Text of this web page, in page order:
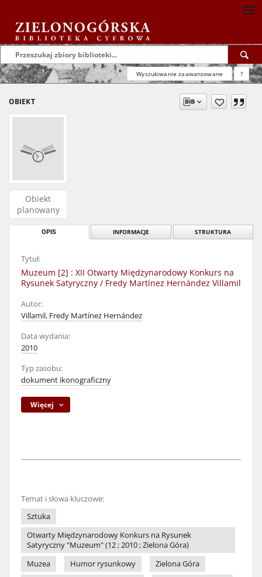
Wyszukiwanie zaawansowane ?
OBIEKT
Obiekt
planowany
OPIS INFORMACJE STRUKTURA
Tytuł:
Muzeum [2] : XII Otwarty Międzynarodowy Konkurs na
Rysunek Satyryczny / Fredy Martínez Hernández Villamil
Autor:
Villamil, Fredy Martínez Hernández
Data wydania:
2010
Typ zasobu:
dokument ikonograficzny
Więcej
Temat i słowa kluczowe:
Sztuka
Otwarty Międzynarodowy Konkurs na Rysunek
Satyryczny "Muzeum" (12 ; 2010 ; Zielona Góra)
Muzea
Humor rysunkowy
Zielona Góra